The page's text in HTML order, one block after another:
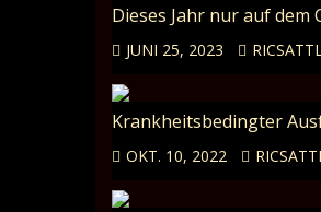
Dieses Jahr nur auf dem
JUNI 25, 2023
Krankheitsbedingter
OKT. 10, 2022